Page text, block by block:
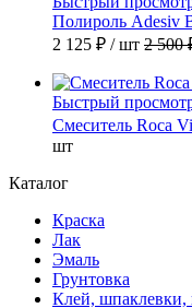
Полироль Adesiv
2 125 ₽ / шт 2 500
Быстрый
Смеситель Roca
шт
Каталог
Краска
Лак
Эмаль
Грунтовка
Клей, шпаклевки,